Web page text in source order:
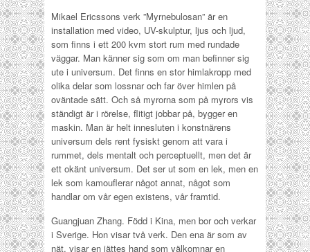
Mikael Ericssons verk ”Myrnebulosan” är en
installation med video, UV-skulptur, ljus och ljud,
som finns i ett 200 kvm stort rum med rundade
väggar. Man känner sig som om man befinner sig
ute i universum. Det finns en stor himlakropp med
olika delar som lossnar och far över himlen på
oväntade sätt. Och så myrorna som på myrors vis
ständigt är i rörelse, flitigt jobbar på, bygger en
maskin. Man är helt innesluten i konstnärens
universum dels rent fysiskt genom att vara i
rummet, dels mentalt och perceptuellt, men det är
ett okänt universum. Det ser ut som en lek, men en
lek som kamouflerar något annat, något som
handlar om vår egen existens, vår framtid.
Guangjuan Zhang. Född i Kina, men bor och verkar
i Sverige. Hon visar två verk. Den ena är som av
nät, visar en jättes hand som välkomnar en